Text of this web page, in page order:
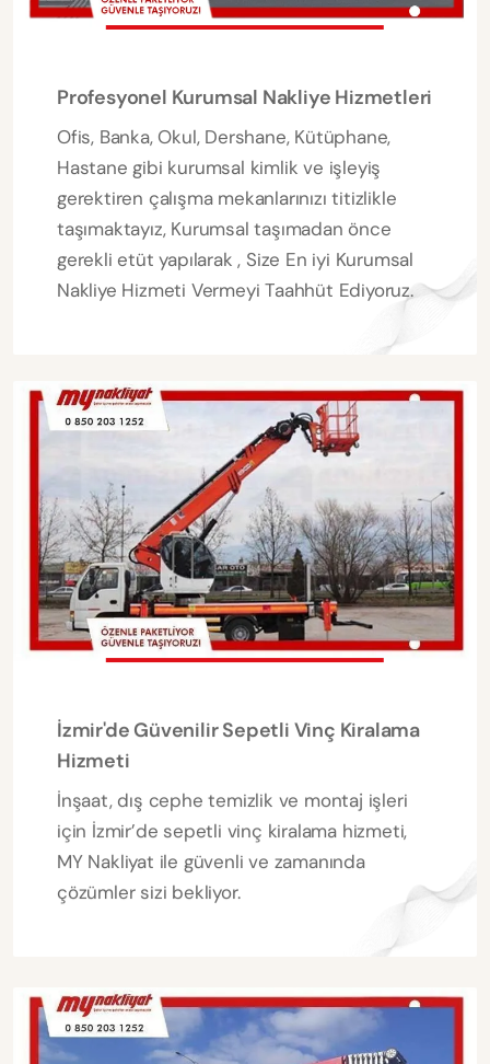
Profesyonel Kurumsal Nakliye Hizmetleri
Ofis, Banka, Okul, Dershane, Kütüphane,
Hastane gibi kurumsal kimlik ve işleyiş
gerektiren çalışma mekanlarınızı titizlikle
taşımaktayız, Kurumsal taşımadan önce
gerekli etüt yapılarak , Size En iyi Kurumsal
Nakliye Hizmeti Vermeyi Taahhüt Ediyoruz.
İzmir'de Güvenilir Sepetli Vinç Kiralama
Hizmeti
İnşaat, dış cephe temizlik ve montaj işleri
için İzmir’de sepetli vinç kiralama hizmeti,
MY Nakliyat ile güvenli ve zamanında
çözümler sizi bekliyor.